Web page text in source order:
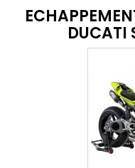
DUCATI